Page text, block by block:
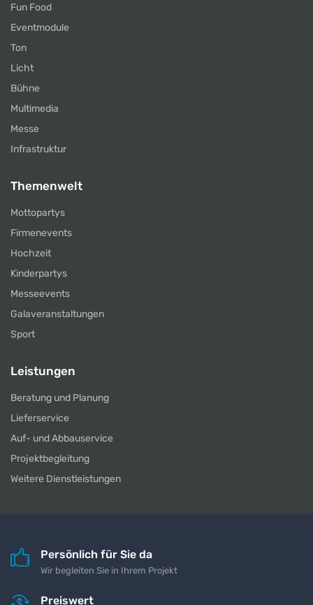
Fun Food
Eventmodule
Ton
Licht
Bühne
Multimedia
Messe
Infrastruktur
Themenwelt
Mottopartys
Firmenevents
Hochzeit
Kinderpartys
Messeevents
Galaveranstaltungen
Sport
Leistungen
Beratung und Planung
Lieferservice
Auf- und Abbauservice
Projektbegleitung
Weitere Dienstleistungen
Persönlich für Sie da
Wir begleiten Sie in Ihrem Projekt
Preiswert